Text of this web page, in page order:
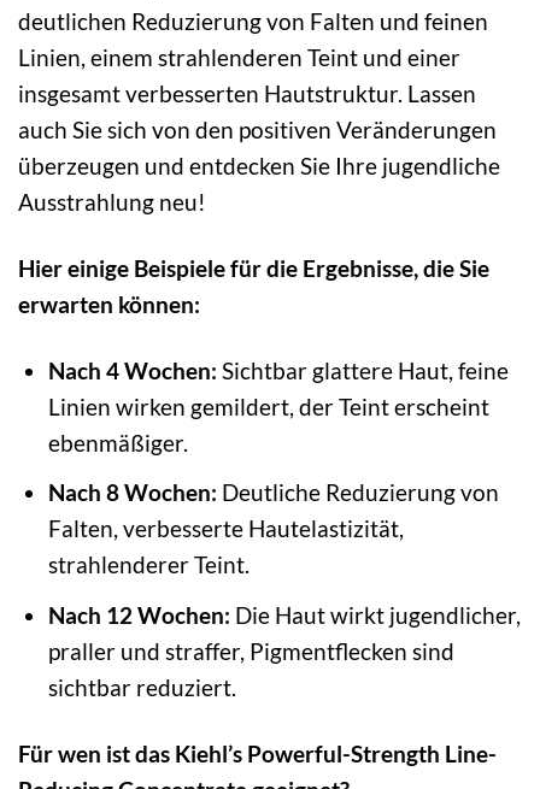
deutlichen Reduzierung von Falten und feinen
Linien, einem strahlenderen Teint und einer
insgesamt verbesserten Hautstruktur. Lassen
auch Sie sich von den positiven Veränderungen
überzeugen und entdecken Sie Ihre jugendliche
Ausstrahlung neu!
Hier einige Beispiele für die Ergebnisse, die Sie
erwarten können:
Nach 4 Wochen: Sichtbar glattere Haut, feine
Linien wirken gemildert, der Teint erscheint
ebenmäßiger.
Nach 8 Wochen: Deutliche Reduzierung von
Falten, verbesserte Hautelastizität,
strahlenderer Teint.
Nach 12 Wochen: Die Haut wirkt jugendlicher,
praller und straffer, Pigmentflecken sind
sichtbar reduziert.
Für wen ist das Kiehl’s Powerful-Strength Line-